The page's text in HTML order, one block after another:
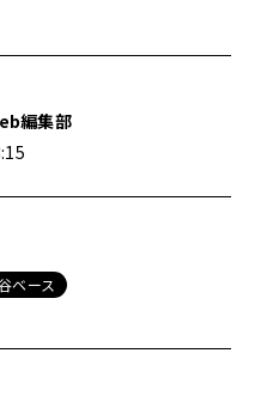
編集部
ベース